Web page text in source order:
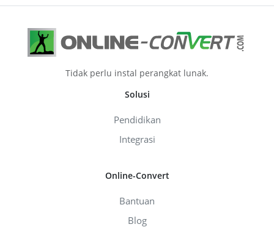
Tidak perlu instal perangkat lunak.
Solusi
Pendidikan
Integrasi
Online-Convert
Bantuan
Blog